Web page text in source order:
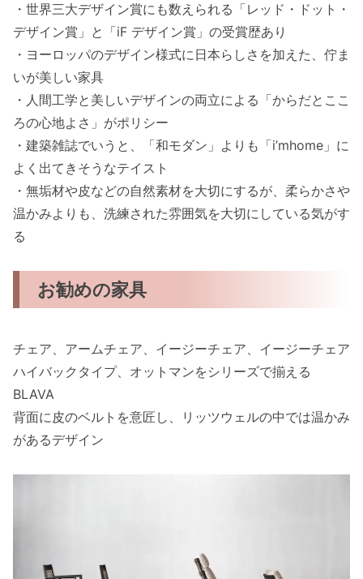
・世界三大デザイン賞にも数えられる「レッド・ドット・
デザイン賞」と「iF デザイン賞」の受賞歴あり
・ヨーロッパのデザイン様式に日本らしさを加えた、佇ま
いが美しい家具
・人間工学と美しいデザインの両立による「からだとここ
ろの心地よさ」がポリシー
・建築雑誌でいうと、「和モダン」よりも「i’mhome」に
よく出てきそうなテイスト
・無垢材や皮などの自然素材を大切にするが、柔らかさや
温かみよりも、洗練された雰囲気を大切にしている気がす
る
お勧めの家具
チェア、アームチェア、イージーチェア、イージーチェア
ハイバックタイプ、オットマンをシリーズで揃える
BLAVA
背面に皮のベルトを意匠し、リッツウェルの中では温かみ
があるデザイン